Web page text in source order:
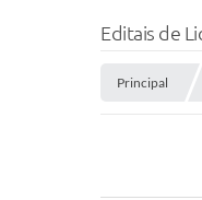
Editais de
Principal